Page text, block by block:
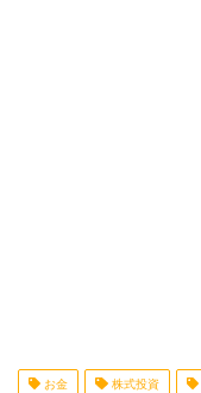
お金 株式投資